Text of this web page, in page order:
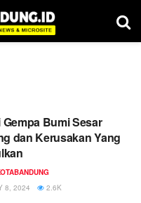
Bumi Sesar
dan Kerusakan Yang
8, 2024
2.6K